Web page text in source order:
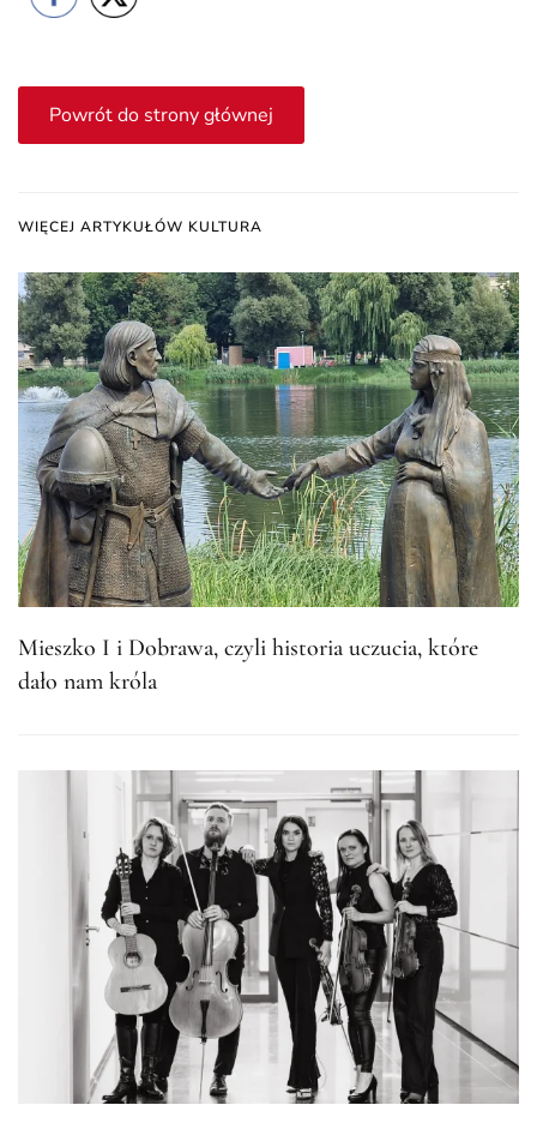
Powrót do strony głównej
WIĘCEJ ARTYKUŁÓW KULTURA
Mieszko I i Dobrawa, czyli historia uczucia, które
dało nam króla